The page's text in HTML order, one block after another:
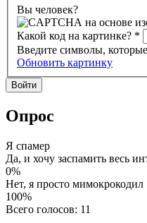
Вы человек?
Какой код на картинке? *
Введите символы,
Обновить картинку
Опрос
Я спамер
Да, и хочу заспамить весь
0%
Нет, я просто мимокрокодил
100%
Всего голосов: 11